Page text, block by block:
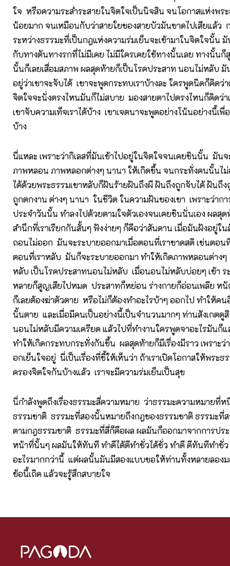
ใจ หรือความระส่ำระสายในจิตใจเป็นนิจสิน จนโอกาสแห่งพร
น้อยมาก จนเหมือนกับว่าสายใยของสายบัวมันขาดไปเสียแล้ว
ระหว่างธรรมะที่เป็นกฎแห่งความร่มเย็นจะเข้ามาในจิตใจนั้น มั
กับทางตันทางรกที่ไม่มีเคย ไม่มีใครเคยใช้ทางนั้นเลย ทางนั้น
นั้นก็เลยเสื่อมสภาพ ผลสุดท้ายก็เป็นโรคประสาท นอนไม่หลับ
อยู่ว่าเขาจะจับได้ เขาจะพูดกระทบเราบ้างละ ใครพูดนิดก็คิดว่า
จิตใจจะนั่งตรงไหนมันก็ไม่สบาย มองสายตาไปตรงไหนก็คิดว่า
เขาจับความเท็จเราได้บ้าง เขาเจตนาจะพูดอย่างโน้นอย่างนี้เพื่
บ้าง
นี่แหละ เพราะว่ากิเลสที่มันเข้าไปอยู่ในจิตใจจนเคยชินนั้น มัน
ภาพหลอน ภาพหลอกต่างๆ นานา ให้เกิดขึ้น จนกระทั่งคนนั้นไ
ได้ด้วยพระธรรมเขาหลับก็ฝันร้ายฝันถึงผี ฝันถึงถูกจับได้ ฝันถึง
ถูกตกงาน ต่างๆ นานา ในชีวิต ในความฝันของเขา เพราะว่าก
ประจำวันนั้น ทำลงไปด้วยตามใจตัวเองจนเคยชินนั่นเอง ผลสุ
สำนึกที่เราเรียกกันสั้นๆ ฟังง่ายๆ ก็คือว่าสันดาน เมื่อมันฝังอยู่ใ
ถอนไม่ออก มันจะระบายออกมาเมื่อตอนที่เราขาดสติ เช่นตอนที่
ตอนที่เราหลับ มันก็จะระบายออกมา ทำให้เกิดภาพหลอนต่าง
หลับ เป็นโรคประสาทนอนไม่หลับ เมื่อนอนไม่หลับบ่อยๆ เข้า ร
หลายก็สูญเสียไปหมด ประสาทก็หย่อน ร่างกายก็อ่อนเพลีย หนั
ก็เลยต้องฆ่าตัวตาย หรือไม่ก็ต้องทำอะไรบ้าๆ ออกไป ทำให้คน
นั้นตาย และเมื่อมีคนเป็นอย่างนี้เป็นจำนวนมากๆ ท่านสังเกตดูสิ
นอนไม่หลับมีความเครียด แล้วไปที่ทำงานใครพูดจาอะไรมันก็
ทำให้เกิดกระทบกระทั่งกันขึ้น ผลสุดท้ายก็มีเรื่องมีราว เพราะว่
อกเย็นใจอยู่ นี่เป็นเรื่องที่ชี้ให้เห็นว่า ถ้าเราเปิดโอกาสให้พระธ
ครองจิตใจกันบ้างแล้ว เราจะมีความร่มเย็นเป็นสุข
นี่กำลังพูดถึงเรื่องธรรมะสี่ความหมาย ว่าธรรมะความหมายที่
ธรรมชาติ ธรรมะที่สองนั้นหมายถึงกฎของธรรมชาติ ธรรมะที่
ตามกฎธรรมชาติ ธรรมะที่สี่ก็คือผล ผลมันก็ออกมาจากการปร
หน้าที่นั้นๆ ผลมันให้ทันที ทำดีได้ดีทำชั่วได้ชั่ว ทำดี ดีทันทีทำชั่
อะไรมากกว่านี้ แต่ผลนั้นมันมีสองแบบขอให้ท่านทั้งหลายลองม
ข้อนี้เถิด แล้วจะรู้สึกสบายใจ